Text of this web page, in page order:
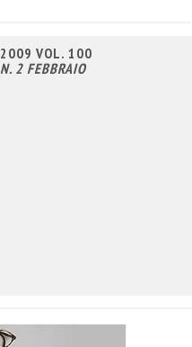
2009 VOL. 100
N. 2 FEBBRAIO